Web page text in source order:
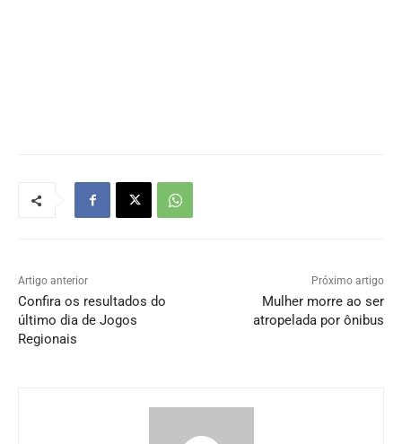
Artigo anterior
Confira os resultados do
último dia de Jogos
Regionais
Próximo artigo
Mulher morre ao ser
atropelada por ônibus